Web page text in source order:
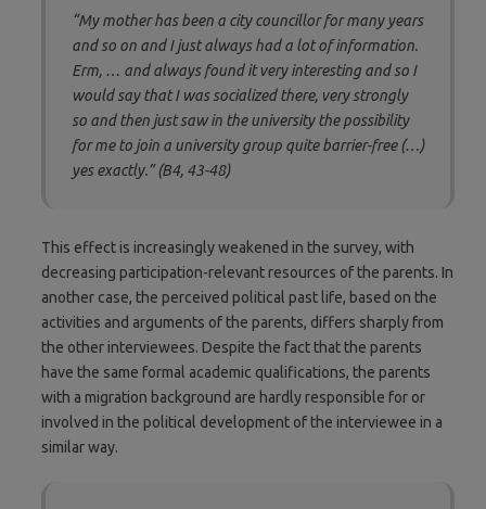
“My mother has been a city councillor for many years
and so on and I just always had a lot of information.
Erm, … and always found it very interesting and so I
would say that I was socialized there, very strongly
so and then just saw in the university the possibility
for me to join a university group quite barrier-free (…)
yes exactly.” (B4, 43-48)
This effect is increasingly weakened in the survey, with
decreasing participation-relevant resources of the parents. In
another case, the perceived political past life, based on the
activities and arguments of the parents, differs sharply from
the other interviewees. Despite the fact that the parents
have the same formal academic qualifications, the parents
with a migration background are hardly responsible for or
involved in the political development of the interviewee in a
similar way.